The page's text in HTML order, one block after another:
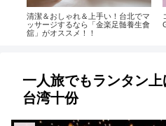
清潔＆おしゃれ＆上手い！台北でマ
ッサージするなら「金楽足髄養生會
舘」がオススメ！！
一人旅でもランタン上
台湾十份